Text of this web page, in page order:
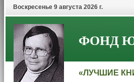
Воскресенье 9 августа 2026 г.
ФОНД
«ЛУЧШИЕ